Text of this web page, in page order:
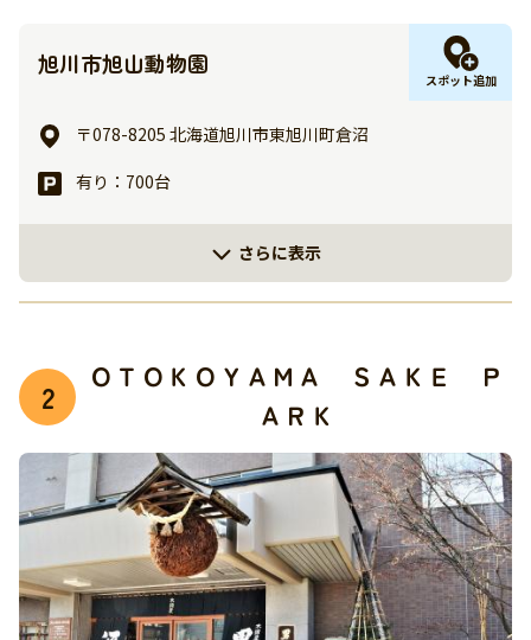
旭川市旭山動物園
スポット追加
〒078-8205 北海道旭川市東旭川町倉沼
有り：700台
さらに表示
2
ＯＴＯＫＯＹＡＭＡ ＳＡＫＥ Ｐ
ＡＲＫ